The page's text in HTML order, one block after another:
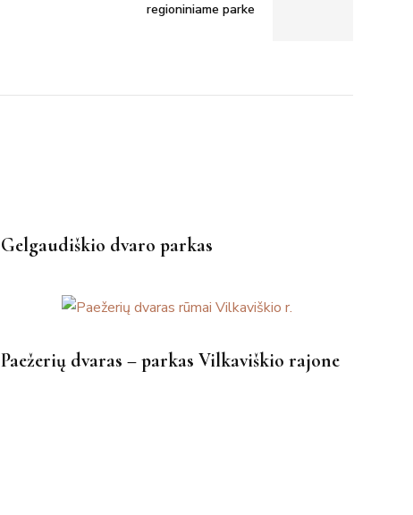
regioniniame parke
Gelgaudiškio dvaro parkas
Paežerių dvaras – parkas Vilkaviškio rajone